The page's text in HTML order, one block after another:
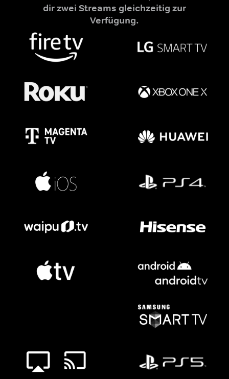
dir zwei Streams gleichzeitig zur
Verfügung.